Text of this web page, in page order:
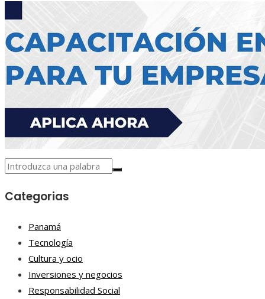
Categorias
Panamá
Tecnología
Cultura y ocio
Inversiones y negocios
Responsabilidad Social